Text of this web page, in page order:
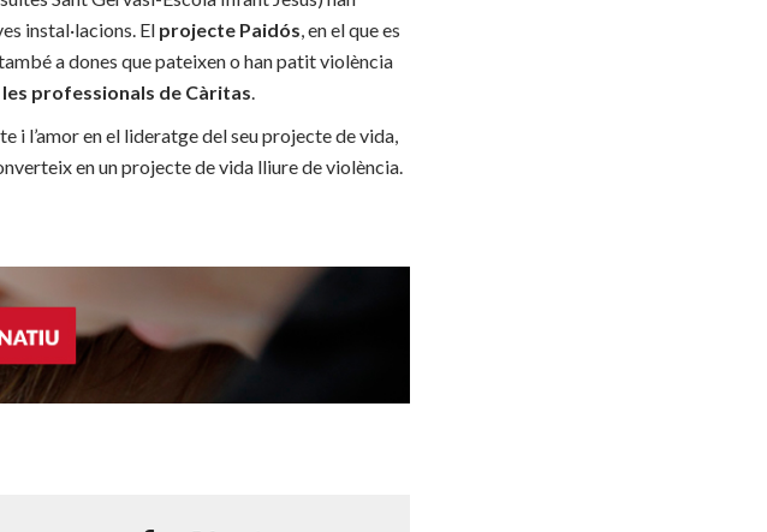
instal·lacions. El projecte Paidós , en el que es
a dones que pateixen o han patit violència
professionals de Càritas
l’amor en el lideratge del seu projecte de vida,
en un projecte de vida lliure de violència.